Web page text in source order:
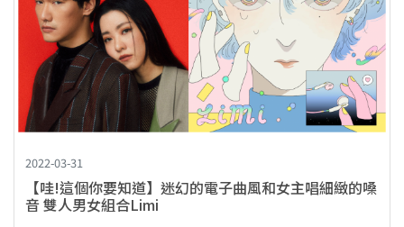
2022-03-31
【哇!這個你要知道】迷幻的電子曲風和女主唱細緻的嗓
音 雙人男女組合Limi